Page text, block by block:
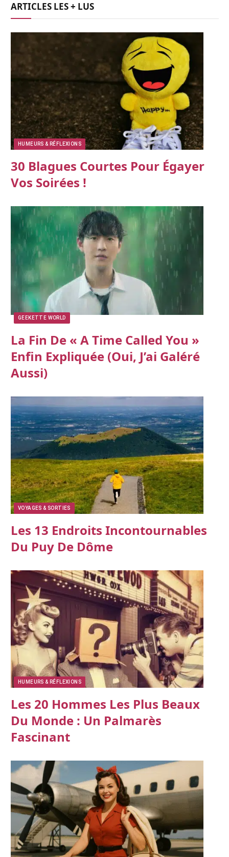
ARTICLES LES + LUS
HUMEURS & RÉFLEXIONS
30 Blagues Courtes Pour Égayer
Vos Soirées !
GEEKETTE WORLD
La Fin De « A Time Called You »
Enfin Expliquée (oui, J’ai Galéré
Aussi)
VOYAGES & SORTIES
Les 13 Endroits Incontournables
Du Puy De Dôme
HUMEURS & RÉFLEXIONS
Les 20 Hommes Les Plus Beaux
Du Monde : Un Palmarès
Fascinant